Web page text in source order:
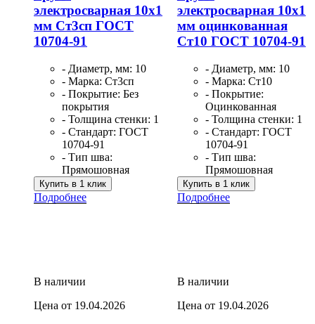
электросварная 10х1
мм Ст3сп ГОСТ
10704-91
- Диаметр, мм: 10
- Марка: Ст3сп
- Покрытие: Без
покрытия
- Толщина стенки: 1
- Стандарт: ГОСТ
10704-91
- Тип шва:
Прямошовная
Купить в 1 клик
Подробнее
электросварная 10х1
мм оцинкованная
Ст10 ГОСТ 10704-91
- Диаметр, мм: 10
- Марка: Ст10
- Покрытие:
Оцинкованная
- Толщина стенки: 1
- Стандарт: ГОСТ
10704-91
- Тип шва:
Прямошовная
Купить в 1 клик
Подробнее
В наличии
Цена от 19.04.2026
В наличии
Цена от 19.04.2026